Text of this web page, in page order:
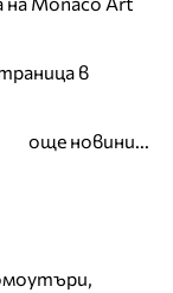
в
още новини...